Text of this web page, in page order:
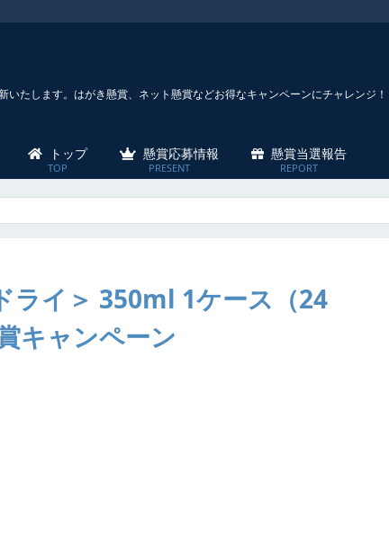
たします。はがき懸賞、ネット懸賞などお得なキャンペーンにチャレンジ！
トップ 懸賞応募情報 懸賞当選報告
ライ＞ 350ml 1ケース（24
キャンペーン